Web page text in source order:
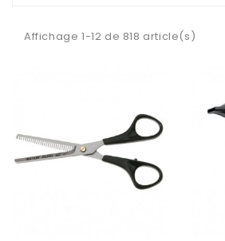
Affichage 1-12 de 818 article(s)